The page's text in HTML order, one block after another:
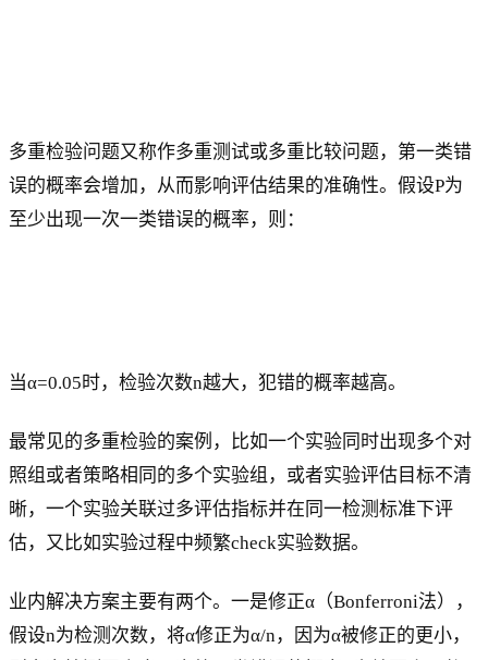
多重检验问题又称作多重测试或多重比较问题，第一类错
误的概率会增加，从而影响评估结果的准确性。假设P为
至少出现一次一类错误的概率，则：
当α=0.05时，检验次数n越大，犯错的概率越高。
最常见的多重检验的案例，比如一个实验同时出现多个对
照组或者策略相同的多个实验组，或者实验评估目标不清
晰，一个实验关联过多评估指标并在同一检测标准下评
估，又比如实验过程中频繁check实验数据。
业内解决方案主要有两个。一是修正α（Bonferroni法），
假设n为检测次数，将α修正为α/n，因为α被修正的更小，